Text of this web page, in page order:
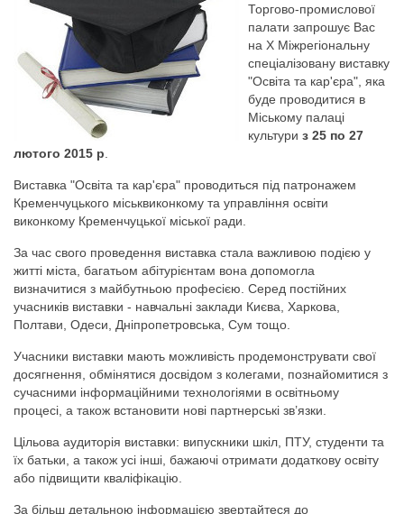
Торгово-промислової
палати запрошує Вас
на Х Міжрегіональну
спеціалізовану виставку
"Освіта та кар'єра", яка
буде проводитися в
Міському палаці
культури з 25 по 27
лютого 2015 р
Виставка "Освіта та кар'єра" проводиться під патронажем
Кременчуцького міськвиконкому та управління освіти
виконкому Кременчуцької міської ради.
За час свого проведення виставка стала важливою подією у
житті міста, багатьом абітурієнтам вона допомогла
визначитися з майбутньою професією. Серед постійних
учасників виставки - навчальні заклади Києва, Харкова,
Полтави, Одеси, Дніпропетровська, Сум тощо.
Учасники виставки мають можливість продемонструвати свої
досягнення, обмінятися досвідом з колегами, познайомитися з
сучасними інформаційними технологіями в освітньому
процесі, а також встановити нові партнерські зв’язки.
Цільова аудиторія виставки: випускники шкіл, ПТУ, студенти та
їх батьки, а також усі інші, бажаючі отримати додаткову освіту
або підвищити кваліфікацію.
За більш детальною інформацією звертайтеся до